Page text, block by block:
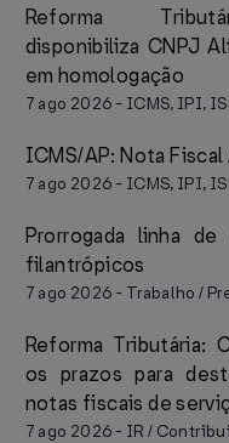
Reforma
disponibiliza CNPJ
em homologação
7 ago 2026- ICMS, IPI,
ICMS/AP: Nota Fiscal
7 ago 2026- ICMS, IPI,
Prorrogada linha
filantrópicos
7 ago 2026- Trabalho /
Reforma Tributária:
os prazos para
notas fiscais de
7 ago 2026- IR /